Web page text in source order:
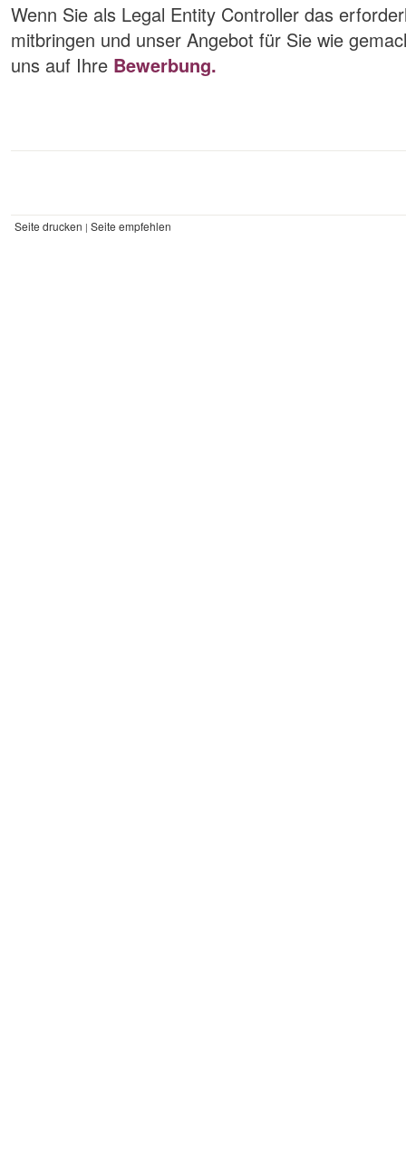
Wenn Sie als Legal Entity Controller das
mitbringen und unser Angebot für Sie wie
uns auf Ihre Bewerbung.
Seite drucken | Seite empfehlen